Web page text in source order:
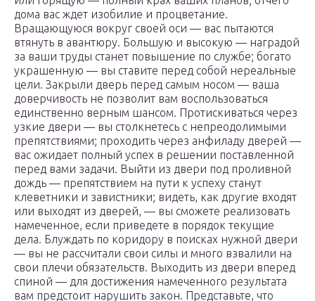
дома вас ждет изобилие и процветание.
Вращающуюся вокруг своей оси — вас пытаются
втянуть в авантюру. Большую и высокую — наградой
за ваши труды станет повышение по службе; богато
украшенную — вы ставите перед собой нереальные
цели. Закрыли дверь перед самым носом — ваша
доверчивость не позволит вам воспользоваться
единственно верным шансом. Протискиваться через
узкие двери — вы столкнетесь с непреодолимыми
препятствиями; проходить через анфиладу дверей —
вас ожидает полный успех в решении поставленной
перед вами задачи. Выйти из двери под проливной
дождь — препятствием на пути к успеху станут
клеветники и завистники; видеть, как другие входят
или выходят из дверей, — вы сможете реализовать
намеченное, если приведете в порядок текущие
дела. Блуждать по коридору в поисках нужной двери
— вы не рассчитали свои силы и много взвалили на
свои плечи обязательств. Выходить из двери вперед
спиной — для достижения намеченного результата
вам предстоит нарушить закон. Представьте, что